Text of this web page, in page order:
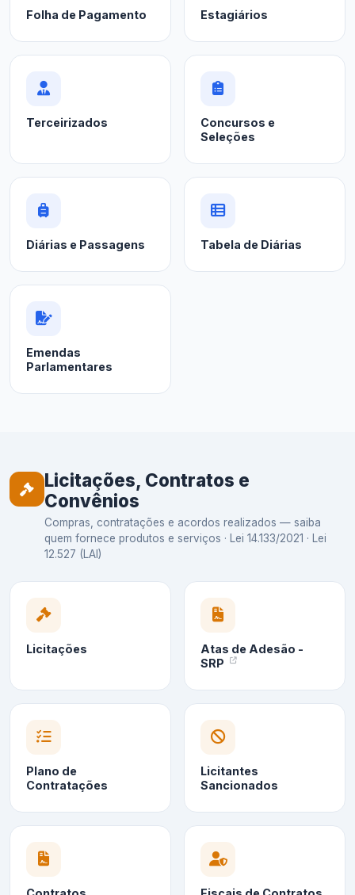
Folha de Pagamento Estagiários
Terceirizados
Concursos e
Seleções
Diárias e Passagens Tabela de Diárias
Emendas
Parlamentares
Licitações, Contratos e
Convênios
Compras, contratações e acordos realizados — saiba
quem fornece produtos e serviços · Lei 14.133/2021 · Lei
12.527 (LAI)
Licitações
Atas de Adesão -
SRP
Plano de
Contratações
Licitantes
Sancionados